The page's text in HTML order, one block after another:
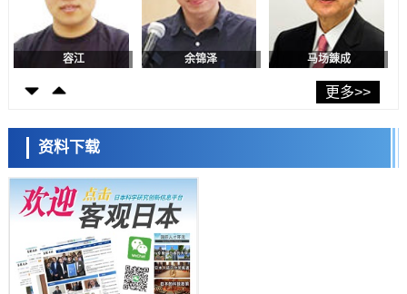
癌患者中开展临床试验
日本发布《令和8年版科学技术与创新白皮书》，解读第七期基本计划
首年度政策方向
科学研究
东京大学发现可诱导细胞死亡的新型信使物质
东京都健康长寿医疗中心跨器官揭示衰老过程中的糖链变化
科学研究
产总研无需石油利用松脂制备石墨前驱体，可作为电池电极材料
科学研究
东京大学和海上保安厅等发现南海海槽沿线板块边界锁定状态存在区域
差异
政策
日本第2次医疗研究开发调整费，根据一线实际情况和需求分配99.3亿
容江 余锦泽 马场錬成
日本科学未来馆 科学交
流员
更多>>
资料下载